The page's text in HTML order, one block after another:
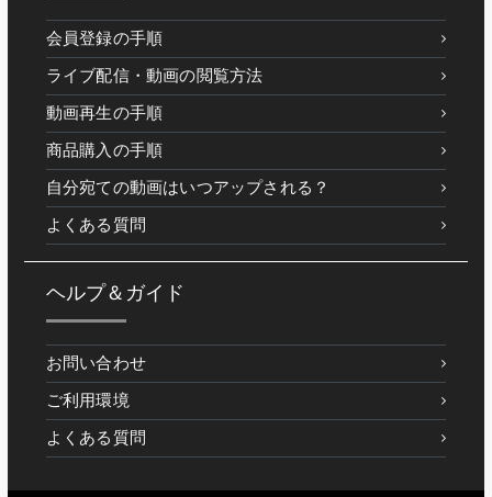
会員登録の手順
ライブ配信・動画の閲覧方法
動画再生の手順
商品購入の手順
自分宛ての動画はいつアップされる？
よくある質問
ヘルプ＆ガイド
お問い合わせ
ご利用環境
よくある質問